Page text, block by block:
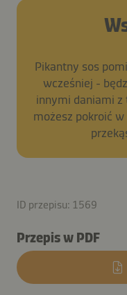
Pikantny sos
wcześniej -
innymi daniami
możesz pokroić
ID przepisu: 1569
Przepis w PDF